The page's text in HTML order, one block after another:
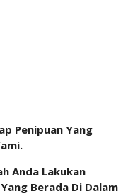
Penipuan Yang
Anda Lakukan
Berada Di Dalam